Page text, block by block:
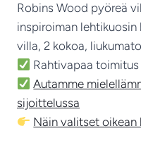
Robins Wood pyöreä
inspiroiman
villa, 2 kokoa,
Rahtivapaa toimitus
Autamme
sijoittelussa
Näin valitset oikean